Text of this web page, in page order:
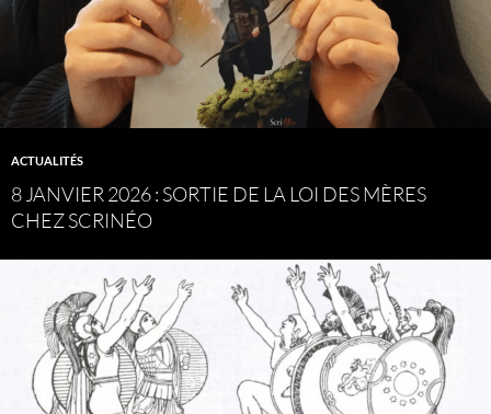
ACTUALITÉS
8 JANVIER 2026 : SORTIE DE LA LOI DES MÈRES
CHEZ SCRINÉO